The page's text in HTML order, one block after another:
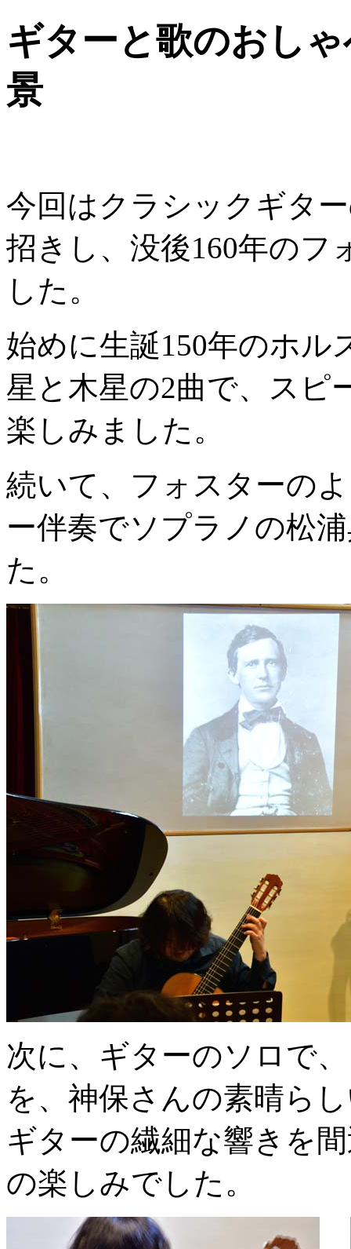
ギターと歌のおし
景
今回はクラシックギタ
招きし、没後160年のフ
した。
始めに生誕150年のホル
星と木星の2曲で、スピ
楽しみました。
続いて、フォスターの
ー伴奏でソプラノの松
た。
次に、ギターのソロで
を、神保さんの素晴ら
ギターの繊細な響きを
の楽しみでした。